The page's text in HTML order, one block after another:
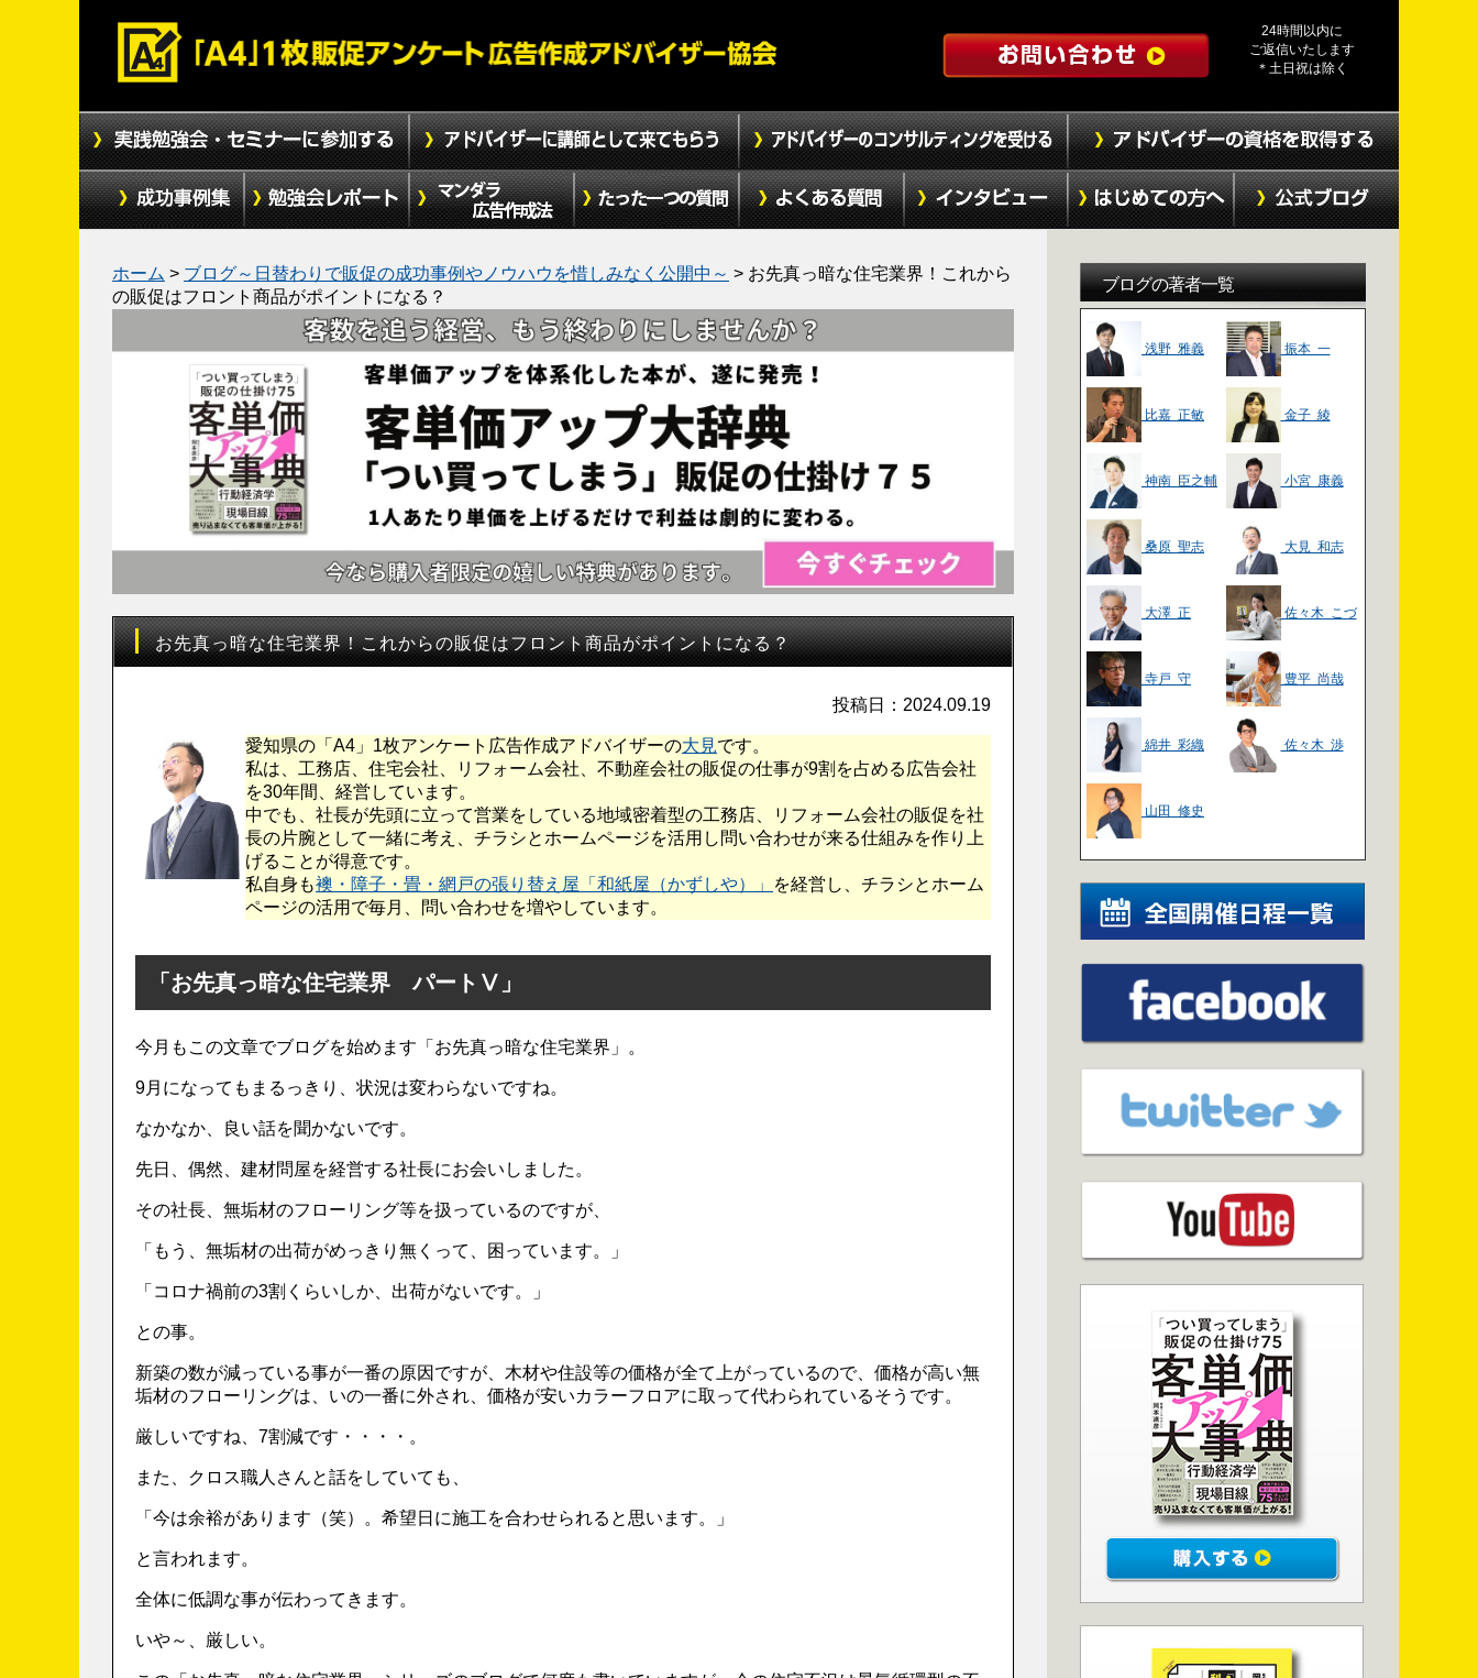
24時間以内に
ご返信いたします
＊土日祝は除く
ホーム > ブログ～日替わりで販促の成功事例やノウハウを惜しみなく公開中～ > お先真っ暗な住宅業界！これから
の販促はフロント商品がポイントになる？
お先真っ暗な住宅業界！これからの販促はフロント商品がポイントになる？
投稿日：2024.09.19
愛知県の「A4」1枚アンケート広告作成アドバイザーの大見です。
私は、工務店、住宅会社、リフォーム会社、不動産会社の販促の仕事が9割を占める広告会社
を30年間、経営しています。
中でも、社長が先頭に立って営業をしている地域密着型の工務店、リフォーム会社の販促を社
長の片腕として一緒に考え、チラシとホームページを活用し問い合わせが来る仕組みを作り上
げることが得意です。
私自身も襖・障子・畳・網戸の張り替え屋「和紙屋（かずしや）」
を経営し、チラシとホーム
ページの活用で毎月、問い合わせを増やしています。
「お先真っ暗な住宅業界 パートⅤ」
今月もこの文章でブログを始めます「お先真っ暗な住宅業界」。
9月になってもまるっきり、状況は変わらないですね。
なかなか、良い話を聞かないです。
先日、偶然、建材問屋を経営する社長にお会いしました。
その社長、無垢材のフローリング等を扱っているのですが、
「もう、無垢材の出荷がめっきり無くって、困っています。」
「コロナ禍前の3割くらいしか、出荷がないです。」
との事。
新築の数が減っている事が一番の原因ですが、木材や住設等の価格が全て上がっているので、価格が高い無
垢材のフローリングは、いの一番に外され、価格が安いカラーフロアに取って代わられているそうです。
厳しいですね、7割減です・・・・。
また、クロス職人さんと話をしていても、
「今は余裕があります（笑）。希望日に施工を合わせられると思います。」
と言われます。
全体に低調な事が伝わってきます。
いや～、厳しい。
ブログの著者一覧
浅野 雅義 振本 一
比嘉 正敏 金子 綾
神南 臣之輔 小宮 康義
桑原 聖志 大見 和志
大澤 正 佐々木 こづ
え
寺戸 守 豊平 尚哉
綿井 彩織 佐々木 渉
山田 修史